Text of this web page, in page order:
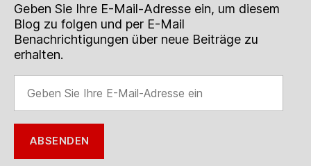
Geben Sie Ihre E-Mail-Adresse ein, um diesem
Blog zu folgen und per E-Mail
Benachrichtigungen über neue Beiträge zu
erhalten.
Sie
Ihre
E-
Mail-
Adresse
ABSENDEN